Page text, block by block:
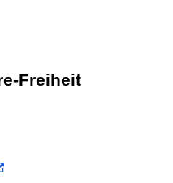
Freiheit